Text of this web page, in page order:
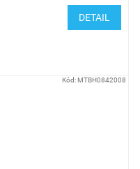
DETAIL
Kód:MTBH0842008